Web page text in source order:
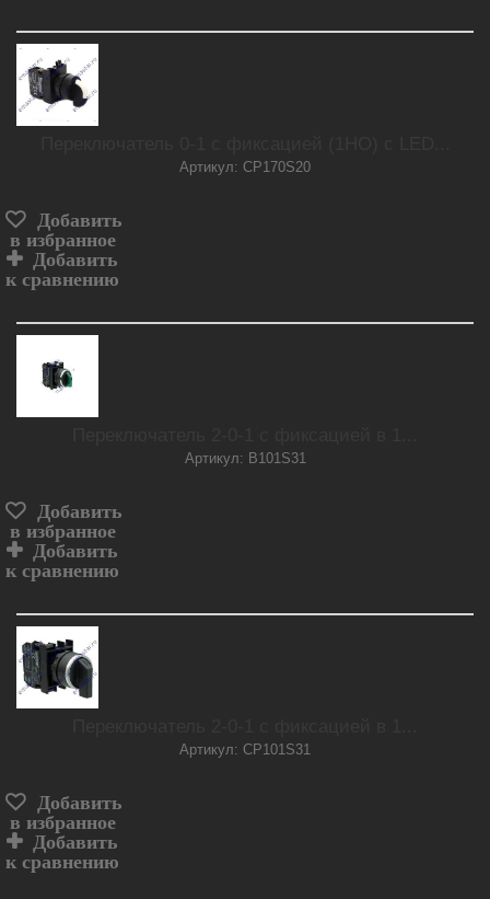
Артикул: CP170S20
Добавить
в избранное
Добавить
к сравнению
Артикул: B101S31
Добавить
в избранное
Добавить
к сравнению
Артикул: CP101S31
Добавить
в избранное
Добавить
к сравнению